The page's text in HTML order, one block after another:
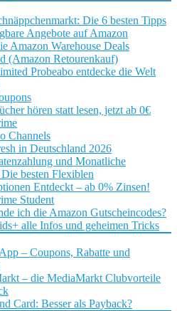
Die 6 besten Tipps
Angebote auf Amazon
Amazon Warehouse Deals
(Amazon Retourenkauf)
Probeabo entdecke die Welt
hören statt lesen, jetzt ab 0€
Channels
in Deutschland 2026
und Monatliche
besten Flexiblen
Entdeckt – ab 0% Zinsen!
Student
ich die Amazon Gutscheincodes?
alle Infos und geheimen Tricks
– Coupons, Rabatte und
– die MediaMarkt Clubvorteile
Card: Besser als Payback?